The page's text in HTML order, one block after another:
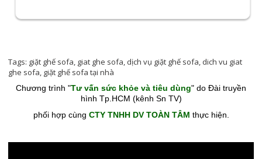
Tags: giặt ghế sofa, giat ghe sofa, dịch vụ giặt ghế sofa, dich vu giat
ghe sofa, giặt ghế sofa tại nhà
Chương trình "Tư vấn sức khỏe và tiêu dùng" do Đài truyền
hình Tp.HCM (kênh Sn TV)
phối hợp cùng CTY TNHH DV TOÀN TÂM thực hiện.